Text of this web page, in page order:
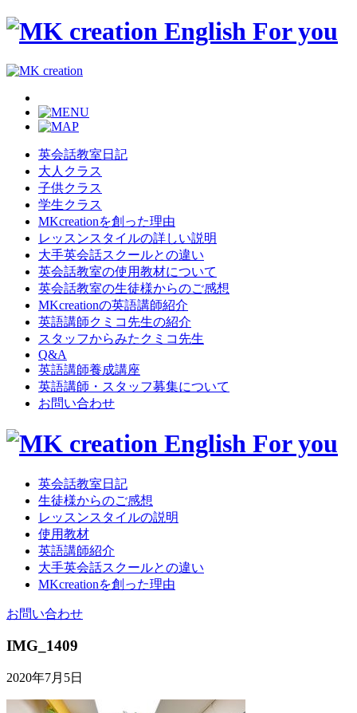
英会話教室日記
大人クラス
子供クラス
学生クラス
MKcreationを創った理由
レッスンスタイルの詳しい説明
大手英会話スクールとの違い
英会話教室の使用教材について
英会話教室の生徒様からのご感想
MKcreationの英語講師紹介
英語講師クミコ先生の紹介
スタッフからみたクミコ先生
Q&A
英語講師養成講座
英語講師・スタッフ募集について
お問い合わせ
英会話教室日記
生徒様からのご感想
レッスンスタイルの説明
使用教材
英語講師紹介
大手英会話スクールとの違い
MKcreationを創った理由
お問い合わせ
IMG_1409
2020年7月5日